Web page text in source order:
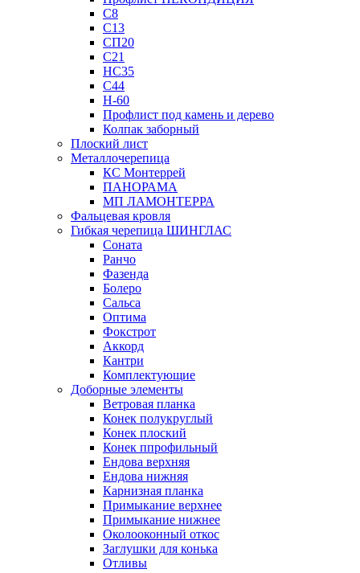
С8
С13
СП20
С21
НС35
С44
Н-60
Профлист под камень и дерево
Колпак заборный
Плоский лист
Металлочерепица
КС Монтеррей
ПАНОРАМА
МП ЛАМОНТЕРРА
Фальцевая кровля
Гибкая черепица ШИНГЛАС
Соната
Ранчо
Фазенда
Болеро
Сальса
Оптима
Фокстрот
Аккорд
Кантри
Комплектующие
Доборные элементы
Ветровая планка
Конек полукруглый
Конек плоский
Конек ппрофильный
Ендова верхняя
Ендова нижняя
Карнизная планка
Примыкание верхнее
Примыкание нижнее
Околооконный откос
Заглушки для конька
Отливы